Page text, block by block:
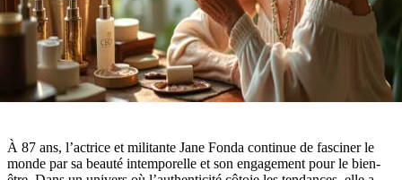
À 87 ans, l’actrice et militante Jane Fonda continue de fasciner le
monde par sa beauté intemporelle et son engagement pour le bien-